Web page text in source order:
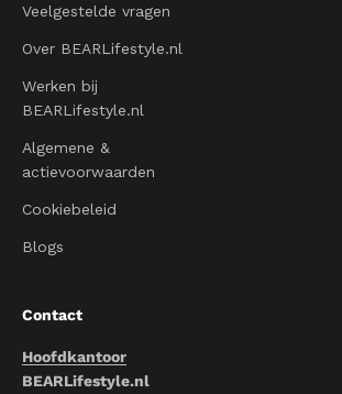
Veelgestelde vragen
Over BEARLifestyle.nl
Werken bij
BEARLifestyle.nl
Algemene &
actievoorwaarden
Cookiebeleid
Blogs
Contact
Hoofdkantoor
BEARLifestyle.nl